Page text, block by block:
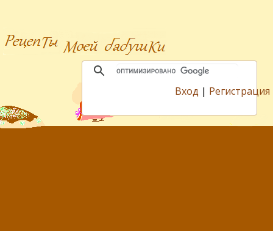
Вход | Регистрация